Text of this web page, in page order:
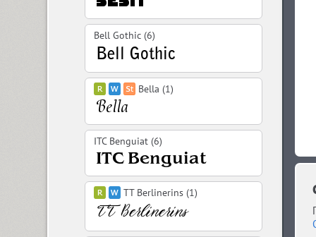
Bell Gothic (6)
Bella (1)
ITC Benguiat (6)
TT Berlinerins (1)